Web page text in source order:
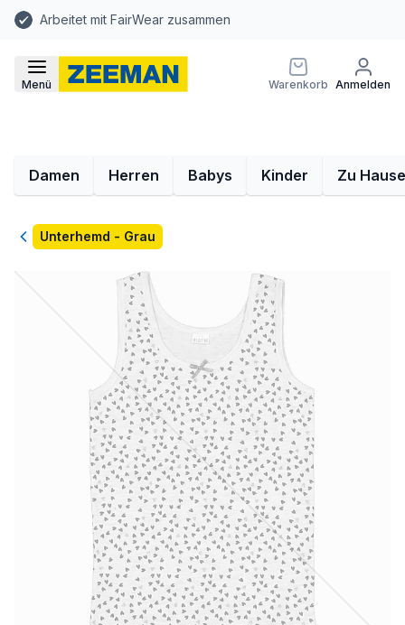
Arbeitet mit FairWear zusammen
Menü Warenkorb Anmelden
Damen Herren Babys Kinder Zu Hause
ZurückUnterhemd - Grau